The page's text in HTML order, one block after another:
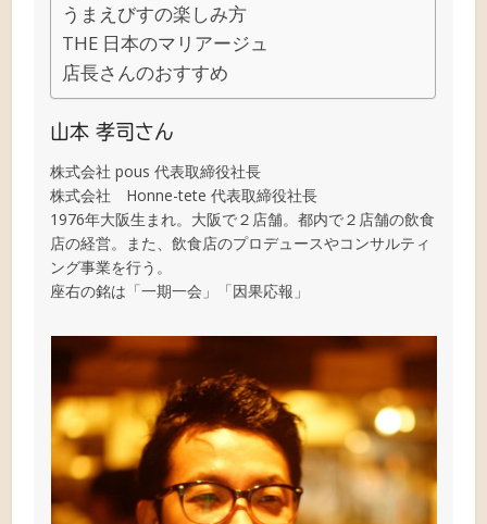
うまえびすの楽しみ方
THE 日本のマリアージュ
店長さんのおすすめ
山本 孝司さん
株式会社 pous 代表取締役社長
株式会社 Honne-tete 代表取締役社長
1976年大阪生まれ。大阪で２店舗。都内で２店舗の飲食
店の経営。また、飲食店のプロデュースやコンサルティ
ング事業を行う。
座右の銘は「一期一会」「因果応報」